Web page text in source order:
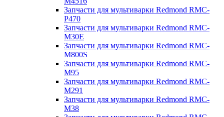
Запчасти для мультиварки Redmond RMC-
P470
Запчасти для мультиварки Redmond RMC-
M30E
Запчасти для мультиварки Redmond RMC-
M800S
Запчасти для мультиварки Redmond RMC-
M95
Запчасти для мультиварки Redmond RMC-
M291
Запчасти для мультиварки Redmond RMC-
M38